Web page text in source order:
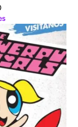
Price
range:
$160.00
through
$280.00